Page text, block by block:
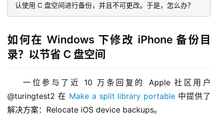
认使用 C 盘空间进行备份，并且不可更改。于是，怎么办？
如何在 Windows 下修改 iPhone 备份目
录？以节省 C 盘空间
一位参与了近 10 万条回复的 Apple 社区用户
@turingtest2 在 Make a split library portable 中提供了
解决方案：Relocate iOS device backups。